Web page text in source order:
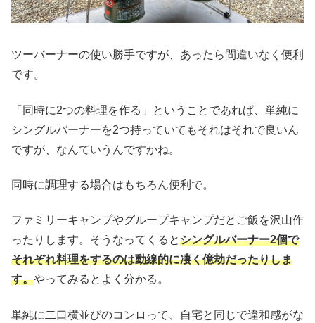
ツーバーナーの使い勝手ですが、あったら間違いなく便利
です。
「同時に2つの料理を作る」ということであれば、単純に
シングルバーナーを2つ持っていてもそれはそれで良いん
ですが、なんていうんですかね。
同時に調理する場合はもちろん便利で。
ファミリーキャンプやグループキャンプだとご飯を沢山作
ったりします。そうなってくるとシングルバーナー2個で
それぞれ料理をするのは動線的に凄く億劫だったりしま
す。やってみるとよく分かる。
単純に二口横並びのコンロって、自宅と同じで違和感がな